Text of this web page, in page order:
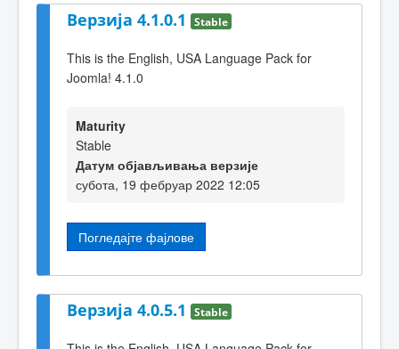
Верзија 4.1.0.1 Stable
This is the English, USA Language Pack for
Joomla! 4.1.0
Maturity
Stable
Датум објављивања верзије
субота, 19 фебруар 2022 12:05
Погледајте фајлове
Верзија 4.0.5.1 Stable